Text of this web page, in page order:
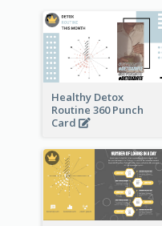
Healthy Detox
Routine 360 Punch
Card